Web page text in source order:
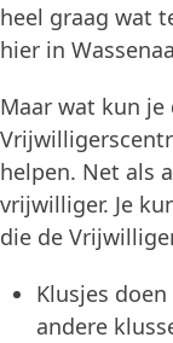
heel graag wat
hier in
Maar wat kun je
helpen. Net als
vrijwilliger. Je
die de
Klusjes
andere